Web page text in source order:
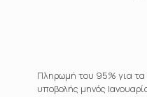
Πληρωμή του 95% για
υποβολής μηνός